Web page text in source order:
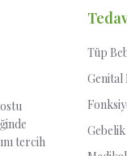
tercih
Tüp
Genital